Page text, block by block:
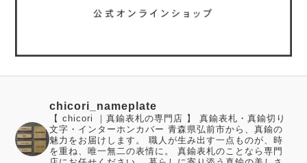
chicori_nameplate
【 chicori ｜真鍮表札の専門店 】 真鍮表札・真鍮切り
文字・インターホンカバー 青森県弘前市から、真鍮の
魅力をお届けします。 職人が生み出す一点ものが、時
を重ね、唯一無二の表情に。 真鍮表札のことなら専門